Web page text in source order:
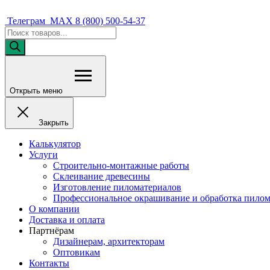
Телеграм MAX 8 (800) 500-54-37
Открыть меню
Закрыть
Калькулятор
Услуги
Строительно-монтажные работы
Склеивание древесины
Изготовление пиломатериалов
Профессиональное окрашивание и обработка
О компании
Доставка и оплата
Партнёрам
Дизайнерам, архитекторам
Оптовикам
Контакты